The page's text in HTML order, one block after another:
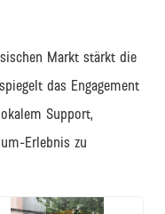
Markt stärkt die
das Engagement
Support,
Erlebnis zu